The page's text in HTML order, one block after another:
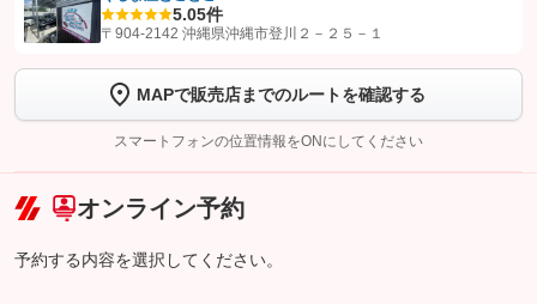
【STEP1】認証画面でグーネットを友だち追加してから「許可する」ボタンを押
トーク画面で
ボタンをタップして問い合わせを
完了してください。
こちら
5.05件
〒904-2142 沖縄県沖縄市登川２－２５－１
MAPで販売店までのルートを確認する
スマートフォンの位置情報をONにしてください
オンライン予約
予約する内容を選択してください。